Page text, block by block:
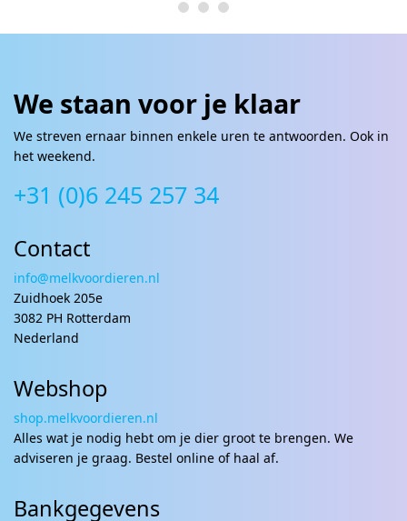
We staan voor je klaar
We streven ernaar binnen enkele uren te antwoorden. Ook in
het weekend.
+31 (0)6 245 257 34
Contact
info@melkvoordieren.nl
Zuidhoek 205e
3082 PH Rotterdam
Nederland
Webshop
shop.melkvoordieren.nl
Alles wat je nodig hebt om je dier groot te brengen. We
adviseren je graag. Bestel online of haal af.
Bankgegevens